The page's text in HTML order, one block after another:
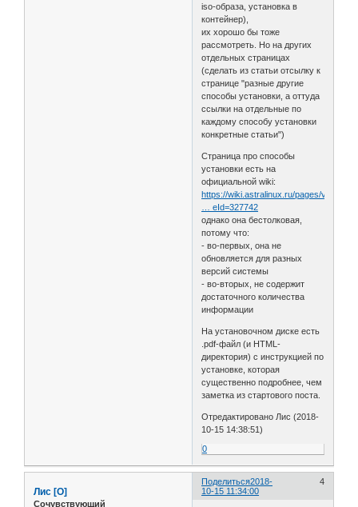
iso-образа, установка в
контейнер),
их хорошо бы тоже
рассмотреть. Но на других
отдельных страницах
(сделать из статьи отсылку к
странице "разные другие
способы установки, а оттуда
ссылки на отдельные по
каждому способу установки
конкретные статьи")
Страница про способы
установки есть на
официальной wiki:
https://wiki.astralinux.ru/pages/viewpa
… eId=327742
однако она бестолковая,
потому что:
- во-первых, она не
обновляется для разных
версий системы
- во-вторых, не содержит
достаточного количества
информации
На установочном диске есть
.pdf-файл (и HTML-
директория) с инструкцией по
установке, которая
существенно подробнее, чем
заметка из стартового поста.
Отредактировано Лис (2018-
10-15 14:38:51)
0
Поделиться 4
2018-
10-15 11:34:00
Лис [О]
Сочувствующий